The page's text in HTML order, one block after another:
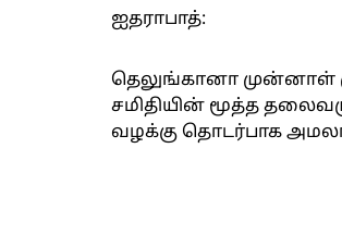
ஐதராபாத்:
தெலுங்கானா முன்னாள்
சமிதியின் மூத்த
வழக்கு தொடர்பாக